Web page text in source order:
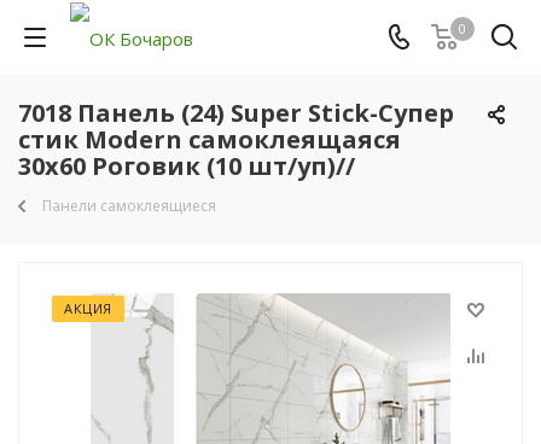
0
7018 Панель (24) Super Stick-Супер
стик Modern самоклеящаяся
30х60 Роговик (10 шт/уп)//
Панели самоклеящиеся
АКЦИЯ